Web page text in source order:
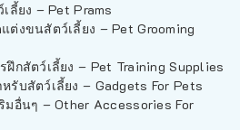
ลี้ยง – Pet Prams
ต่งขนสัตว์เลี้ยง – Pet Grooming
ฝึกสัตว์เลี้ยง – Pet Training Supplies
รับสัตว์เลี้ยง – Gadgets For Pets
มอื่นๆ – Other Accessories For